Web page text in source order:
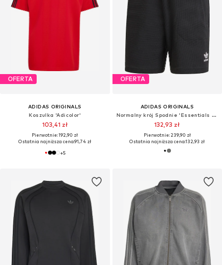
OFERTA
ADIDAS ORIGINALS
Koszulka 'Adicolor'
103,41 zł
Pierwotnie: 192,90 zł
Ostatnia najniższa cena:91,74 zł
+5
OFERTA
ADIDAS ORIGINALS
Normalny krój Spodnie 'Essentials Trefoil'
132,93 zł
Pierwotnie: 239,90 zł
Ostatnia najniższa cena:132,93 zł